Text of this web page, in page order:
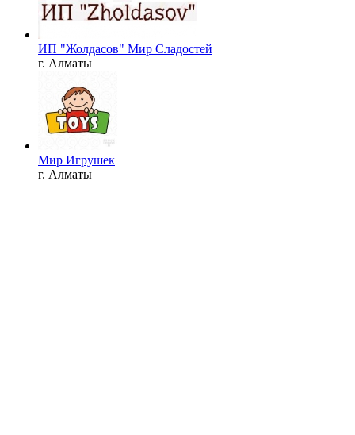
ИП "Жолдасов" Мир Сладостей
г. Алматы
Мир Игрушек
г. Алматы